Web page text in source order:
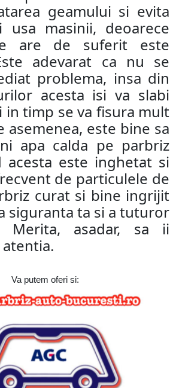
geamului si evita
usa masinii, deoarece
are de suferit este
adevarat ca nu se
problema, insa din
acesta isi va slabi
in timp se va fisura mult
asemenea, este bine sa
apa calda pe parbriz
acesta este inghetat si
de particulele de
curat si bine ingrijit
siguranta ta si a tuturor
Merita, asadar, sa ii
Va putem oferi si: